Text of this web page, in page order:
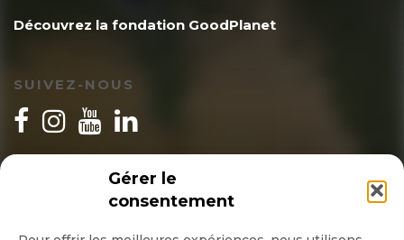
Gérer le
consentement
Découvrez la fondation GoodPlanet
SUIVEZ-NOUS
INSCRIPTION NEWSLETTER